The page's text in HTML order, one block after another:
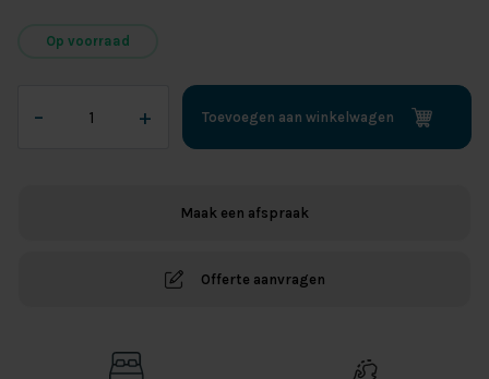
Op voorraad
–
93
+ Toevoegen aan winkelwagen
Maak een afspraak
Offerte aanvragen